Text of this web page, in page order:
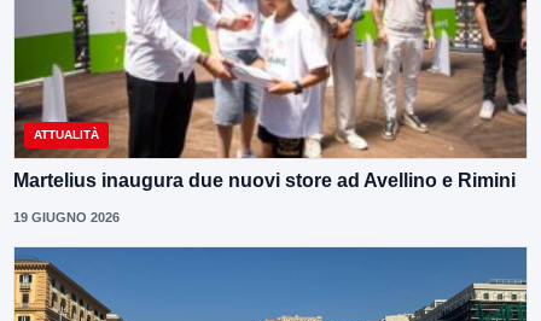
ATTUALITÀ
Martelius inaugura due nuovi store ad Avellino e Rimini
19 GIUGNO 2026